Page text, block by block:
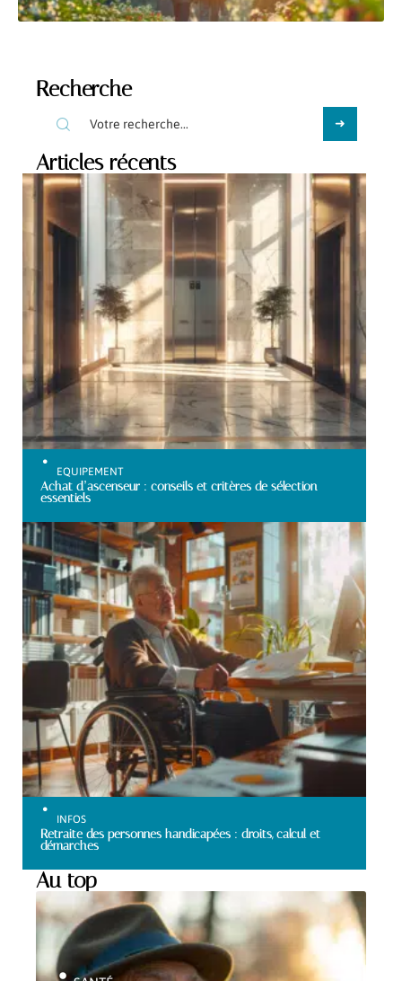
Recherche
Articles récents
EQUIPEMENT
Achat d’ascenseur : conseils et critères de sélection
essentiels
INFOS
Retraite des personnes handicapées : droits, calcul et
démarches
Au top